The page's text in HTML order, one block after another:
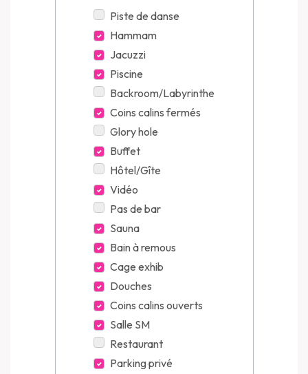
Piste de danse
Hammam
Jacuzzi
Piscine
Backroom/Labyrinthe
Coins calins fermés
Glory hole
Buffet
Hôtel/Gîte
Vidéo
Pas de bar
Sauna
Bain à remous
Cage exhib
Douches
Coins calins ouverts
Salle SM
Restaurant
Parking privé